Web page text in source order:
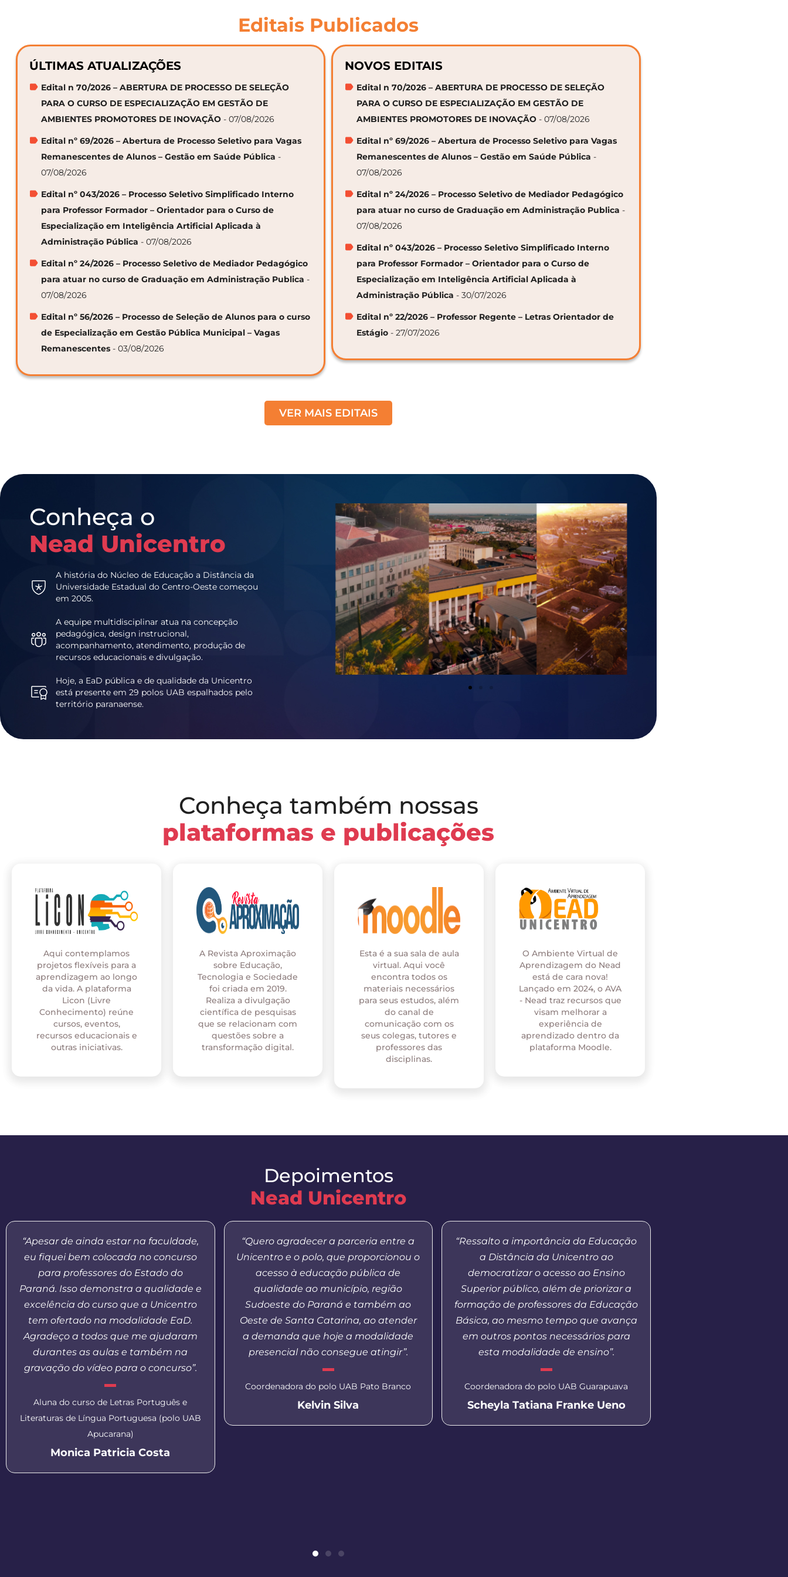
Editais Publicados
ÚLTIMAS ATUALIZAÇÕES
Edital n 70/2026 – ABERTURA DE PROCESSO DE SELEÇÃO
PARA O CURSO DE ESPECIALIZAÇÃO EM GESTÃO DE
AMBIENTES PROMOTORES DE INOVAÇÃO - 07/08/2026
Edital nº 69/2026 – Abertura de Processo Seletivo para Vagas
Remanescentes de Alunos – Gestão em Saúde Pública -
07/08/2026
Edital nº 043/2026 – Processo Seletivo Simplificado Interno
para Professor Formador – Orientador para o Curso de
Especialização em Inteligência Artificial Aplicada à
Administração Pública - 07/08/2026
Edital nº 24/2026 – Processo Seletivo de Mediador Pedagógico
para atuar no curso de Graduação em Administração Publica -
07/08/2026
Edital nº 56/2026 – Processo de Seleção de Alunos para o curso
de Especialização em Gestão Pública Municipal – Vagas
Remanescentes - 03/08/2026
NOVOS EDITAIS
Edital n 70/2026 – ABERTURA DE PROCESSO DE SELEÇÃO
PARA O CURSO DE ESPECIALIZAÇÃO EM GESTÃO DE
AMBIENTES PROMOTORES DE INOVAÇÃO - 07/08/2026
Edital nº 69/2026 – Abertura de Processo Seletivo para Vagas
Remanescentes de Alunos – Gestão em Saúde Pública -
07/08/2026
Edital nº 24/2026 – Processo Seletivo de Mediador Pedagógico
para atuar no curso de Graduação em Administração Publica -
07/08/2026
Edital nº 043/2026 – Processo Seletivo Simplificado Interno
para Professor Formador – Orientador para o Curso de
Especialização em Inteligência Artificial Aplicada à
Administração Pública - 30/07/2026
Edital nº 22/2026 – Professor Regente – Letras Orientador de
Estágio - 27/07/2026
VER MAIS EDITAIS
Conheça o
Nead Unicentro
A história do Núcleo de Educação a Distância da
Universidade Estadual do Centro-Oeste começou
em 2005.
A equipe multidisciplinar atua na concepção
pedagógica, design instrucional,
acompanhamento, atendimento, produção de
recursos educacionais e divulgação.
Hoje, a EaD pública e de qualidade da Unicentro
está presente em 29 polos UAB espalhados pelo
território paranaense.
Conheça também nossas
plataformas e publicações
Aqui contemplamos
projetos flexíveis para a
aprendizagem ao longo
da vida. A plataforma
Licon (Livre
Conhecimento) reúne
cursos, eventos,
recursos educacionais e
outras iniciativas.
A Revista Aproximação
sobre Educação,
Tecnologia e Sociedade
foi criada em 2019.
Realiza a divulgação
científica de pesquisas
que se relacionam com
questões sobre a
transformação digital.
Esta é a sua sala de aula
virtual. Aqui você
encontra todos os
materiais necessários
para seus estudos, além
do canal de
comunicação com os
seus colegas, tutores e
professores das
disciplinas.
O Ambiente Virtual de
Aprendizagem do Nead
está de cara nova!
Lançado em 2024, o AVA
- Nead traz recursos que
visam melhorar a
experiência de
aprendizado dentro da
plataforma Moodle.
Depoimentos
Nead Unicentro
“Apesar de ainda estar na faculdade,
eu fiquei bem colocada no concurso
para professores do Estado do
Paraná. Isso demonstra a qualidade e
excelência do curso que a Unicentro
tem ofertado na modalidade EaD.
Agradeço a todos que me ajudaram
durantes as aulas e também na
gravação do vídeo para o concurso”.
Aluna do curso de Letras Português e
Literaturas de Língua Portuguesa (polo UAB
Apucarana)
Monica Patricia Costa
“Quero agradecer a parceria entre a
Unicentro e o polo, que proporcionou o
acesso à educação pública de
qualidade ao município, região
Sudoeste do Paraná e também ao
Oeste de Santa Catarina, ao atender
a demanda que hoje a modalidade
presencial não consegue atingir”.
Coordenadora do polo UAB Pato Branco
Kelvin Silva
“Ressalto a importância da Educação
a Distância da Unicentro ao
democratizar o acesso ao Ensino
Superior público, além de priorizar a
formação de professores da Educação
Básica, ao mesmo tempo que avança
em outros pontos necessários para
esta modalidade de ensino”.
Coordenadora do polo UAB Guarapuava
Scheyla Tatiana Franke Ueno